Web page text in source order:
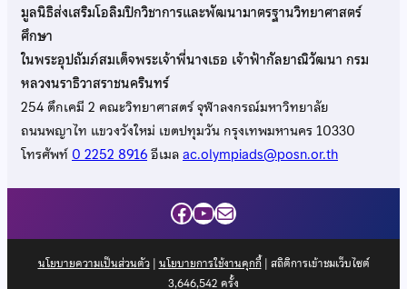
มูลนิธิส่งเสริมโอลิมปิกวิชาการและพัฒนามาตรฐานวิทยาศาสตร์
ศึกษา
ในพระอุปถัมภ์สมเด็จพระเจ้าพี่นางเธอ เจ้าฟ้ากัลยาณิวัฒนา กรม
หลวงนราธิวาสราชนครินทร์
254 ตึกเคมี 2 คณะวิทยาศาสตร์ จุฬาลงกรณ์มหาวิทยาลัย
ถนนพญาไท แขวงวังใหม่ เขตปทุมวัน กรุงเทพมหานคร 10330
โทรศัพท์0 2252 8916อีเมลac.olympiads@posn.or.th
Facebook
YouTube
Mail
นโยบายความเป็นส่วนตัว| นโยบายการใช้งานคุกกี้| สถิติการเข้าชมเว็บไซต์
3,646,542 ครั้ง